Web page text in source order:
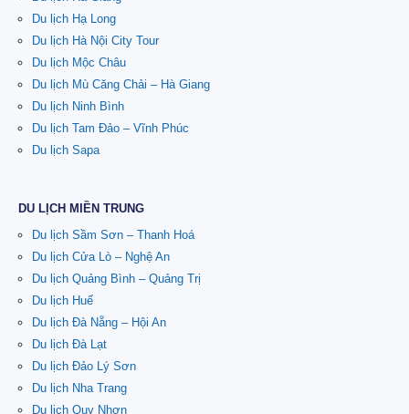
Du lịch Hạ Long
Du lịch Hà Nội City Tour
Du lịch Mộc Châu
Du lịch Mù Căng Chải – Hà Giang
Du lịch Ninh Bình
Du lịch Tam Đảo – Vĩnh Phúc
Du lịch Sapa
DU LỊCH MIỀN TRUNG
Du lịch Sầm Sơn – Thanh Hoá
Du lịch Cửa Lò – Nghệ An
Du lịch Quảng Bình – Quảng Trị
Du lịch Huế
Du lịch Đà Nẵng – Hội An
Du lịch Đà Lạt
Du lịch Đảo Lý Sơn
Du lịch Nha Trang
Du lịch Quy Nhơn